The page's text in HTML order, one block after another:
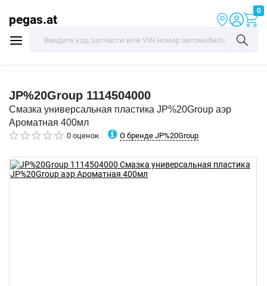
pegas.at
0
JP%20Group 1114504000
Смазка универсальная пластика JP%20Group аэр
Ароматная 400мл
0 оценок О бренде JP%20Group